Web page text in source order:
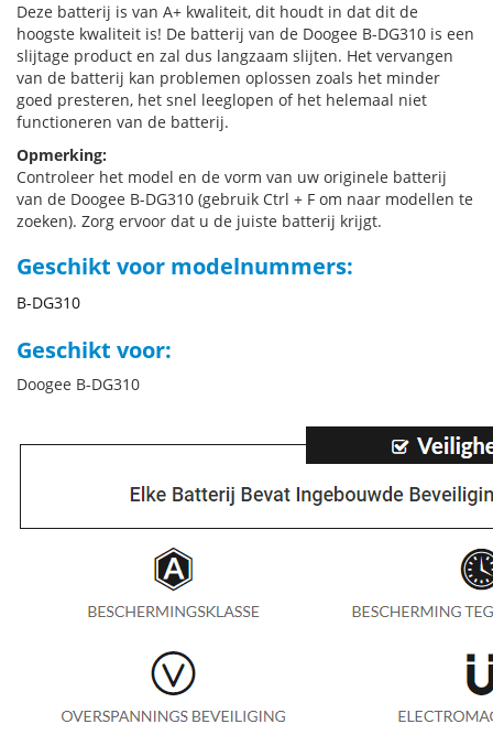
Deze batterij is van A+ kwaliteit, dit houdt in dat dit de
hoogste kwaliteit is! De batterij van de Doogee B-DG310 is een
slijtage product en zal dus langzaam slijten. Het vervangen
van de batterij kan problemen oplossen zoals het minder
goed presteren, het snel leeglopen of het helemaal niet
functioneren van de batterij.
Opmerking:
Controleer het model en de vorm van uw originele batterij
van de Doogee B-DG310 (gebruik Ctrl + F om naar modellen te
zoeken). Zorg ervoor dat u de juiste batterij krijgt.
Geschikt voor modelnummers:
B-DG310
Geschikt voor:
Doogee B-DG310